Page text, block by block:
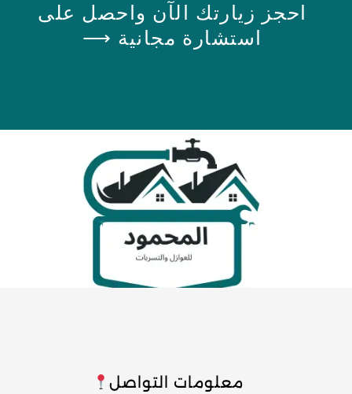
احجز زيارتك الآن واحصل على
استشارة مجانية ⟶
معلومات التواصل